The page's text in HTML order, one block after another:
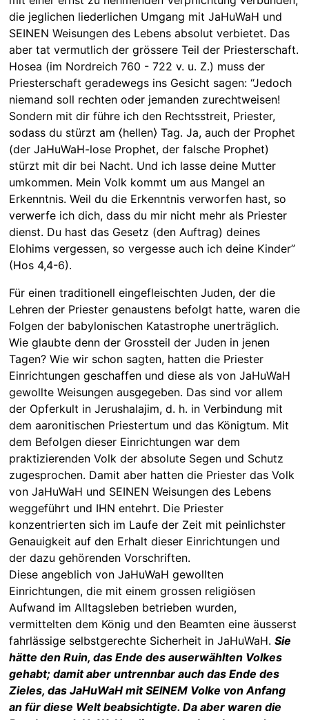
die jeglichen liederlichen Umgang mit JaHuWaH und
SEINEN Weisungen des Lebens absolut verbietet. Das
aber tat vermutlich der grössere Teil der Priesterschaft.
Hosea (im Nordreich 760 - 722 v. u. Z.) muss der
Priesterschaft geradewegs ins Gesicht sagen: “Jedoch
niemand soll rechten oder jemanden zurechtweisen!
Sondern mit dir führe ich den Rechtsstreit, Priester,
sodass du stürzt am ⟨hellen⟩ Tag. Ja, auch der Prophet
(der JaHuWaH-lose Prophet, der falsche Prophet)
stürzt mit dir bei Nacht. Und ich lasse deine Mutter
umkommen. Mein Volk kommt um aus Mangel an
Erkenntnis. Weil du die Erkenntnis verworfen hast, so
verwerfe ich dich, dass du mir nicht mehr als Priester
dienst. Du hast das Gesetz (den Auftrag) deines
Elohims vergessen, so vergesse auch ich deine Kinder”
(Hos 4,4-6).
Für einen traditionell eingefleischten Juden, der die
Lehren der Priester genaustens befolgt hatte, waren die
Folgen der babylonischen Katastrophe unerträglich.
Wie glaubte denn der Grossteil der Juden in jenen
Tagen? Wie wir schon sagten, hatten die Priester
Einrichtungen geschaffen und diese als von JaHuWaH
gewollte Weisungen ausgegeben. Das sind vor allem
der Opferkult in Jerushalajim, d. h. in Verbindung mit
dem aaronitischen Priestertum und das Königtum. Mit
dem Befolgen dieser Einrichtungen war dem
praktizierenden Volk der absolute Segen und Schutz
zugesprochen. Damit aber hatten die Priester das Volk
von JaHuWaH und SEINEN Weisungen des Lebens
weggeführt und IHN entehrt. Die Priester
konzentrierten sich im Laufe der Zeit mit peinlichster
Genauigkeit auf den Erhalt dieser Einrichtungen und
der dazu gehörenden Vorschriften.
Diese angeblich von JaHuWaH gewollten
Einrichtungen, die mit einem grossen religiösen
Aufwand im Alltagsleben betrieben wurden,
vermittelten dem König und den Beamten eine äusserst
fahrlässige selbstgerechte Sicherheit in JaHuWaH. Sie
hätte den Ruin, das Ende des auserwählten Volkes
gehabt; damit aber untrennbar auch das Ende des
Zieles, das JaHuWaH mit SEINEM Volke von Anfang
an für diese Welt beabsichtigte. Da aber waren die